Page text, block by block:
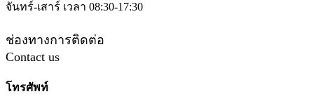
จันทร์-เสาร์ เวลา 08:30-17:30
ช่องทางการติดต่อ
Contact us
โทรศัพท์